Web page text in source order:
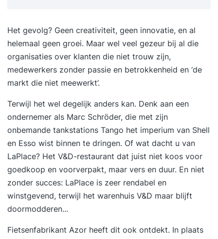
Het gevolg? Geen creativiteit, geen innovatie, en al
helemaal geen groei. Maar wel veel gezeur bij al die
organisaties over klanten die niet trouw zijn,
medewerkers zonder passie en betrokkenheid en ‘de
markt die niet meewerkt’.
Terwijl het wel degelijk anders kan. Denk aan een
ondernemer als Marc Schröder, die met zijn
onbemande tankstations Tango het imperium van Shell
en Esso wist binnen te dringen. Of wat dacht u van
LaPlace? Het V&D-restaurant dat juist niet koos voor
goedkoop en voorverpakt, maar vers en duur. En niet
zonder succes: LaPlace is zeer rendabel en
winstgevend, terwijl het warenhuis V&D maar blijft
doormodderen...
Fietsenfabrikant Azor heeft dit ook ontdekt. In plaats